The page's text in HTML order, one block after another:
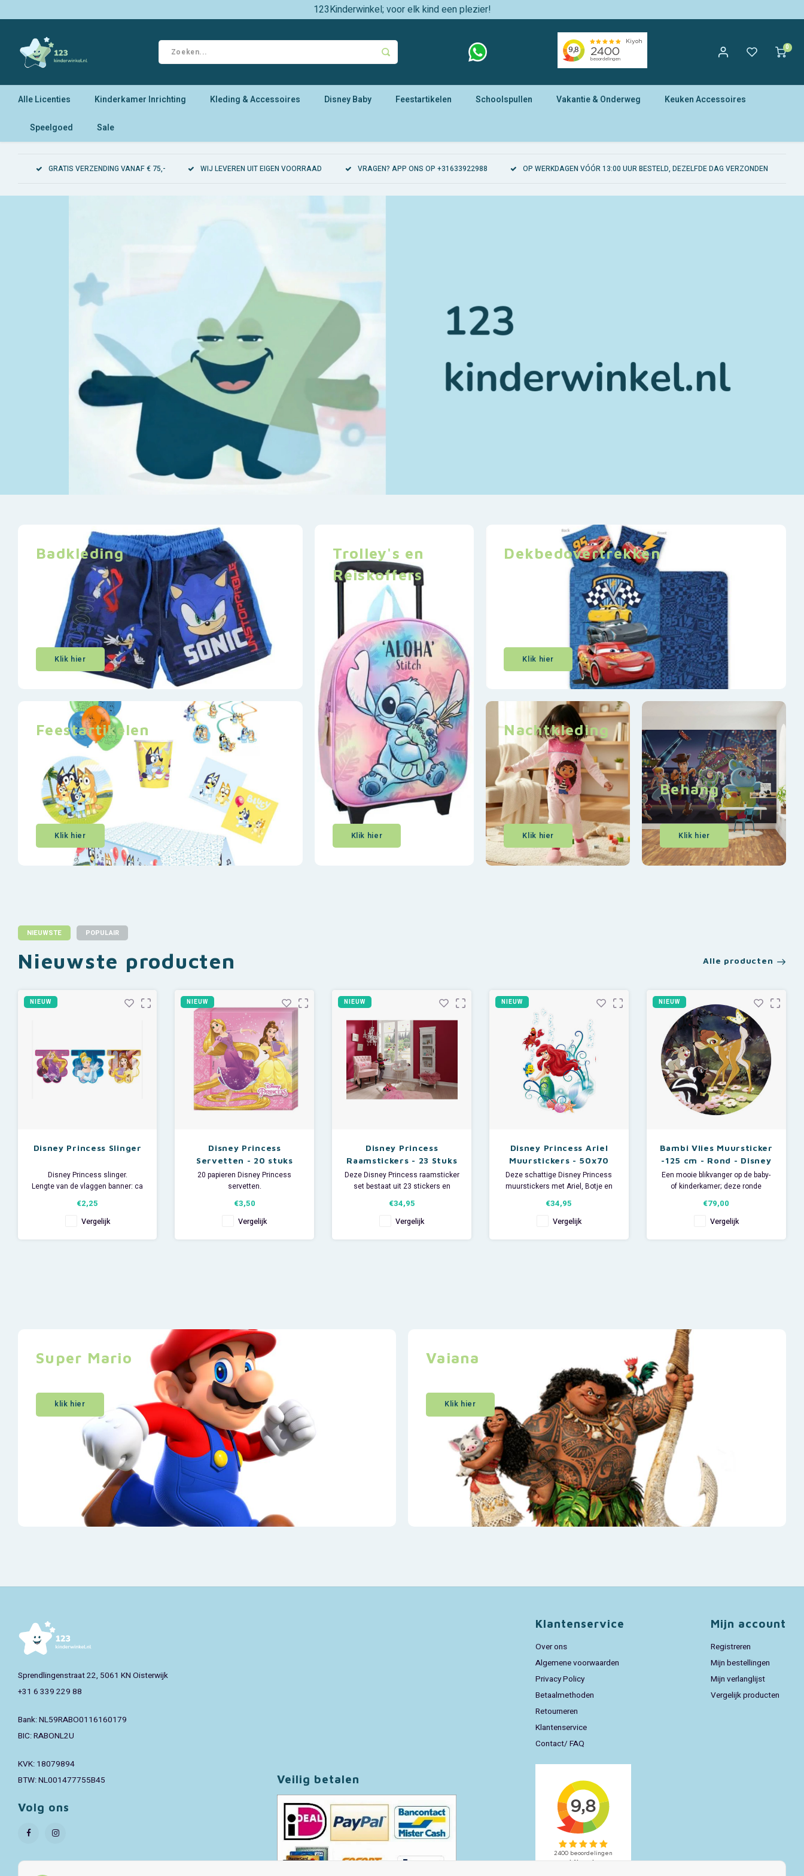
123Kinderwinkel; voor elk kind een plezier!
0
Alle Licenties Kinderkamer Inrichting Kleding & Accessoires Disney Baby Feestartikelen Schoolspullen Vakantie & Onderweg Keuken Accessoires
Speelgoed Sale
GRATIS VERZENDING VANAF € 75,- WIJ LEVEREN UIT EIGEN VOORRAAD VRAGEN? APP ONS OP +31633922988 OP WERKDAGEN VÓÓR 13:00 UUR BESTELD, DEZELFDE DAG VERZONDEN
Badkleding
Klik hier
Feestartikelen
Klik hier
Trolley's en
Reiskoffers
Klik hier
Dekbedovertrekken
Klik hier
Nachtkleding
Klik hier
Behang
Klik hier
NIEUWSTE POPULAIR
Nieuwste producten Alle producten
NIEUW
Disney Princess Slinger
Disney Princess slinger.
Lengte van de vlaggen banner: ca
Materiaal: kunststof
€2,25
Vergelijk
NIEUW
Disney Princess
Servetten - 20 stuks
20 papieren Disney Princess
servetten.
Assepoester, Belle, Rapunzel en
Ariël, de kleine Zeemeermin
€3,50
Vergelijk
NIEUW
Disney Princess
Raamstickers - 23 Stuks
Deze Disney Princess raamsticker
set bestaat uit 23 stickers en
kinderkamer of speelkamer op. Er
zijn 6 grote en 17 decoratieve
€34,95
Vergelijk
NIEUW
Disney Princess Ariel
Muurstickers - 50x70
cm
Deze schattige Disney Princess
muurstickers met Ariel, Botje en
onderwaterwereld tot leven in de
speel- of kinderkamer. De set
€34,95
Vergelijk
NIEUW
Bambi Vlies Muursticker
-125 cm - Rond - Disney
Een mooie blikvanger op de baby-
of kinderkamer; deze ronde
muursticker van Bambi en zijn
vriendjes Stampertje en Bloempje.
€79,00
Vergelijk
Super Mario
klik hier
Vaiana
Klik hier
Sprendlingenstraat 22, 5061 KN Oisterwijk
+31 6 339 229 88
Bank: NL59RABO0116160179
BIC: RABONL2U
KVK: 18079894
BTW: NL001477755B45
Volg ons
Veilig betalen
Klantenservice
Over ons
Algemene voorwaarden
Privacy Policy
Betaalmethoden
Retourneren
Klantenservice
Contact/ FAQ
Mijn account
Registreren
Mijn bestellingen
Mijn verlanglijst
Vergelijk producten